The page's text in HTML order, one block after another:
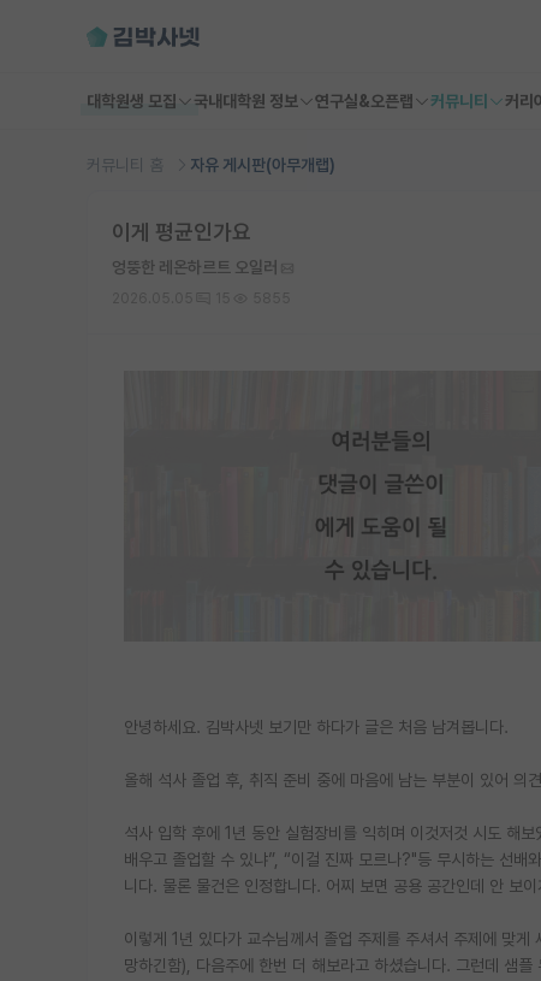
대학원생 모집 국내대학원 정보 연구실&오픈랩 커뮤니티 커리
커뮤니티 홈 자유 게시판(아무개랩)
이게 평균인가요
엉뚱한 레온하르트 오일러
안녕하세요. 김박사넷 보기만 하다가 글은 처음 남겨봅니다.
올해 석사 졸업 후, 취직 준비 중에 마음에 남는 부분이 있어 의
석사 입학 후에 1년 동안 실험장비를 익히며 이것저것 시도 해
배우고 졸업할 수 있냐”, “이걸 진짜 모르나?"등 무시하는 선
니다. 물론 물건은 인정합니다. 어찌 보면 공용 공간인데 안 보
이렇게 1년 있다가 교수님께서 졸업 주제를 주셔서 주제에 맞
망하긴함), 다음주에 한번 더 해보라고 하셨습니다. 그런데 샘